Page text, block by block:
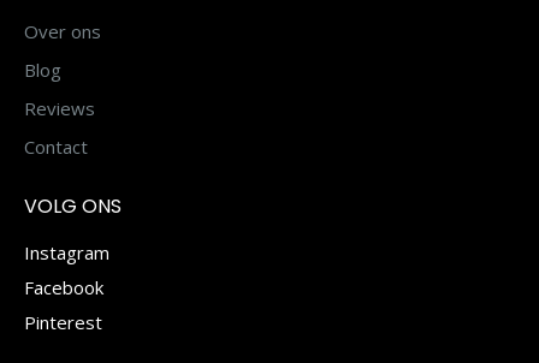
Over ons
Blog
Reviews
Contact
VOLG ONS
Instagram
Facebook
Pinterest